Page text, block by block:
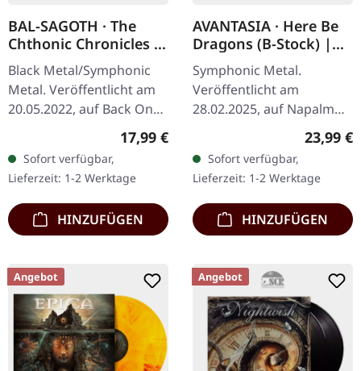
BAL-SAGOTH · The
Chthonic Chronicles |
CLEAR/GREEN 2LP
Black Metal/Symphonic
Metal. Veröffentlicht am
20.05.2022, auf Back On
Black. Clear Doppel-Vinyl
mit grünen Splattern im
Gatefold-Cover. Bal-
Sagoth…
Regulärer Preis:
17,99 €
Sofort verfügbar,
Lieferzeit: 1-2 Werktage
HINZUFÜGEN
AVANTASIA · Here Be
Dragons (B-Stock) |
BLACK LP
Symphonic Metal.
Veröffentlicht am
28.02.2025, auf Napalm
Records. Klassisches
schwarzes Vinyl im
Gatefold-Cover mit 12-
seitigem Booklet im LP-
Format…
23,99 €
Sofort verfügbar,
Lieferzeit: 1-2 Werktage
HINZUFÜGEN
Angebot Angebot